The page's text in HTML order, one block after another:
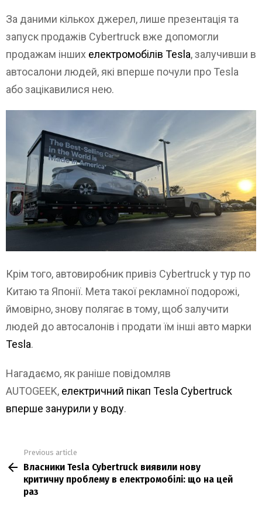
За даними кількох джерел, лише презентація та
запуск продажів Cybertruck вже допомогли
продажам інших електромобілів Tesla, залучивши в
автосалони людей, які вперше почули про Tesla
або зацікавилися нею.
Крім того, автовиробник привіз Cybertruck у тур по
Китаю та Японії. Мета такої рекламної подорожі,
ймовірно, знову полягає в тому, щоб залучити
людей до автосалонів і продати їм інші авто марки
Tesla.
Нагадаємо, як раніше повідомляв
AUTOGEEK, електричний пікап Tesla Cybertruck
вперше занурили у воду.
more
Previous article
Власники Tesla Cybertruck виявили нову
критичну проблему в електромобілі: що на цей
раз